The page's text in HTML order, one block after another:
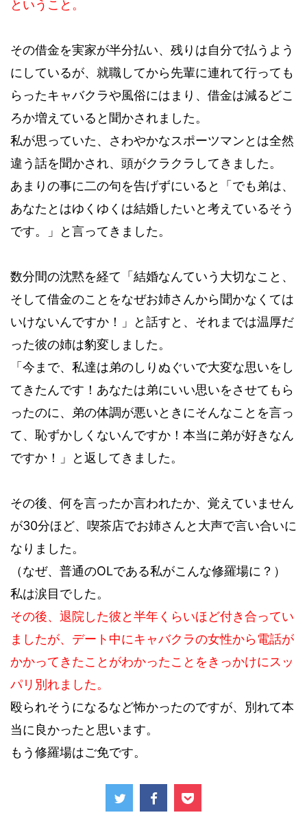
ということ。
その借金を実家が半分払い、残りは自分で払うよう
にしているが、就職してから先輩に連れて行っても
らったキャバクラや風俗にはまり、借金は減るどこ
ろか増えていると聞かされました。
私が思っていた、さわやかなスポーツマンとは全然
違う話を聞かされ、頭がクラクラしてきました。
あまりの事に二の句を告げずにいると「でも弟は、
あなたとはゆくゆくは結婚したいと考えているそう
です。」と言ってきました。
数分間の沈黙を経て「結婚なんていう大切なこと、
そして借金のことをなぜお姉さんから聞かなくては
いけないんですか！」と話すと、それまでは温厚だ
った彼の姉は豹変しました。
「今まで、私達は弟のしりぬぐいで大変な思いをし
てきたんです！あなたは弟にいい思いをさせてもら
ったのに、弟の体調が悪いときにそんなことを言っ
て、恥ずかしくないんですか！本当に弟が好きなん
ですか！」と返してきました。
その後、何を言ったか言われたか、覚えていません
が30分ほど、喫茶店でお姉さんと大声で言い合いに
なりました。
（なぜ、普通のOLである私がこんな修羅場に？）
私は涙目でした。
その後、退院した彼と半年くらいほど付き合ってい
ましたが、デート中にキャバクラの女性から電話が
かかってきたことがわかったことをきっかけにスッ
パリ別れました。
殴られそうになるなど怖かったのですが、別れて本
当に良かったと思います。
もう修羅場はご免です。